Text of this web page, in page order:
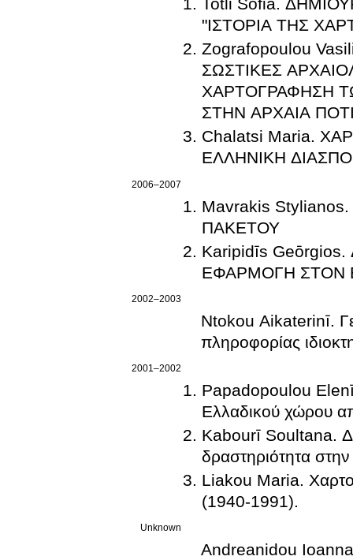
Totli Sofia.
"ΙΣΤΟΡΙΑ ΤΗΣ
Zografopoulou Vasiliki. ΣΥΣΤΗΜΑ
ΣΩΣΤΙΚΕΣ ΑΡΧΑΙΟΛΟΓΙΚΕΣ ΑΝΑΣΚΑΦΕΣ : ΟΡΓΑΝΩΣΗ ΚΑΙ
ΧΑΡΤΟΓΡΑΦΗΣΗ ΤΩΝ
ΣΤΗΝ
Chalatsi Maria.
ΕΛΛΗΝΙΚΗ
2006–2007
Mavrakis
ΠΑΚΕΤΟΥ
Karipidīs
ΕΦΑΡΜΟΓΗ ΣΤΟΝ
2002–2003
Ntokou Aikaterinī.
πληροφορίας
2001–2002
Papadopoulou
Ελλαδικού χώρου
Kabourī Soultana.
δραστηριότητα
Liakou Maria.
(1940-1991).
Unknown
Andreanidou